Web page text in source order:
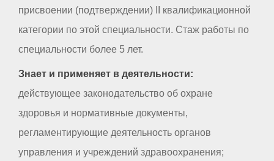
присвоении (подтверждении) II квалификационной
категории по этой специальности. Стаж работы по
специальности более 5 лет.
Знает и применяет в деятельности:
действующее законодательство об охране
здоровья и нормативные документы,
регламентирующие деятельность органов
управления и учреждений здравоохранения;